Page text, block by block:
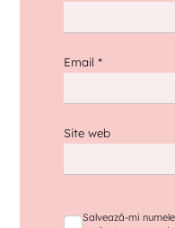
Email *
Site web
Salvează-mi